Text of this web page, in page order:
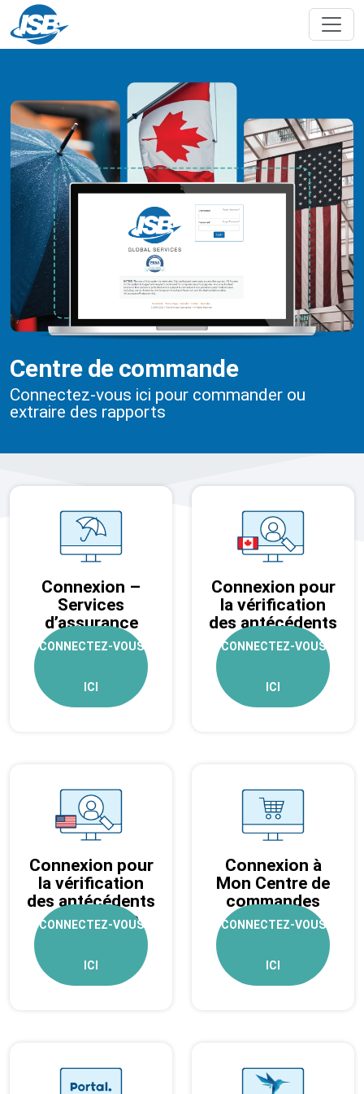
Centre de commande
Connectez-vous ici pour commander ou
extraire des rapports
Connexion –
Services
d’assurance
CONNECTEZ-VOUS
ICI
Connexion pour
la vérification
des antécédents
– Canada
CONNECTEZ-VOUS
ICI
Connexion pour
la vérification
des antécédents
– États-Unis
CONNECTEZ-VOUS
ICI
Connexion à
Mon Centre de
commandes
CONNECTEZ-VOUS
ICI